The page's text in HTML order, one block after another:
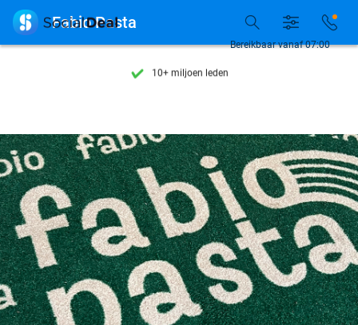
7 dagen per week beschikbaar
10+ miljoen leden
7 dagen per week beschikbaar
10+ miljoen leden
Bereikbaar vanaf 07:00
 Fabio Pasta